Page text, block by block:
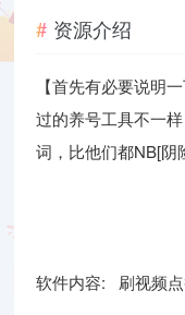
资源介绍
【首先有必要说明
过的养号工具不一
词，比他们都NB[阴
软件内容: 刷视频